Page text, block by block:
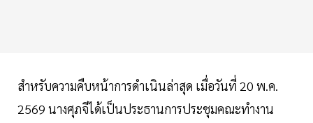
สำหรับความคืบหน้าการดำเนินล่าสุด เมื่อวันที่ 20 พ.ค.
2569 นางศุภจีได้เป็นประธานการประชุมคณะทำงาน